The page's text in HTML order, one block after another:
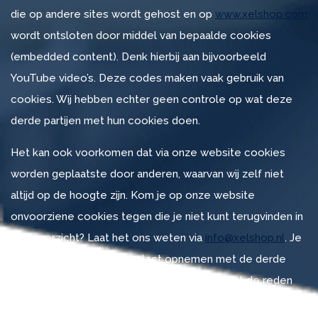
die op andere sites wordt gehost en op www.xelshop.com
wordt ontsloten door middel van bepaalde cookies
(embedded content). Denk hierbij aan bijvoorbeeld
YouTube video’s. Deze codes maken vaak gebruik van
cookies. Wij hebben echter geen controle op wat deze
derde partijen met hun cookies doen.
Het kan ook voorkomen dat via onze website cookies
worden geplaatste door anderen, waarvan wij zelf niet
altijd op de hoogte zijn. Kom je op onze website
onvoorziene cookies tegen die je niet kunt terugvinden in
ons overzicht? Laat het ons weten via info@xelshop.nl. Je
kan ook rechtstreeks contact opnemen met de derde
partij en vraag welke cookies ze plaatsen, wat de reden